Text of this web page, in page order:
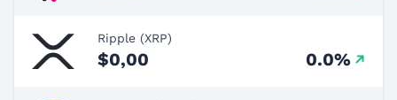
Ripple (XRP)
$0,00 0.0%